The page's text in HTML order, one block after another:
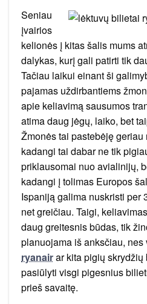
Seniau
įvairios
kelionės į kitas šalis mums
dalykas, kurį gali patirti tik
Tačiau laikui einant ši
pajamas uždirbantiems
apie keliavimą sausumos
atima daug jėgų, laiko, bet
Žmonės tai pastebėję
kadangi tai dabar ne tik
priklausomai nuo avialinijų,
kadangi į tolimas Europos
Ispaniją galima nuskristi per
net greičiau. Taigi,
daug greitesnis būdas, tik
planuojama iš anksčiau, nes
ryanairar kita pigių
pasiūlyti visgi pigesnius
prieš savaitę.